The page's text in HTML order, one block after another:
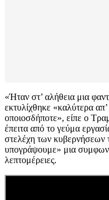
«Ήταν στ’ αλήθεια μια
εκτυλίχθηκε «καλύτερα
οποιοσδήποτε», είπε ο
έπειτα από το γεύμα
στελέχη των
υπογράψουμε» μια
λεπτομέρειες.